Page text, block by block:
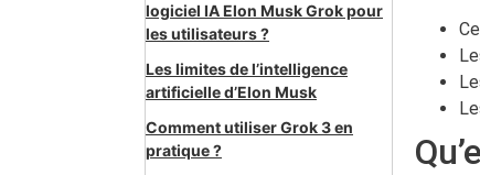
logiciel IA Elon Musk Grok pour
les utilisateurs ?
Les limites de l’intelligence
artificielle d’Elon Musk
Comment utiliser Grok 3 en
pratique ?